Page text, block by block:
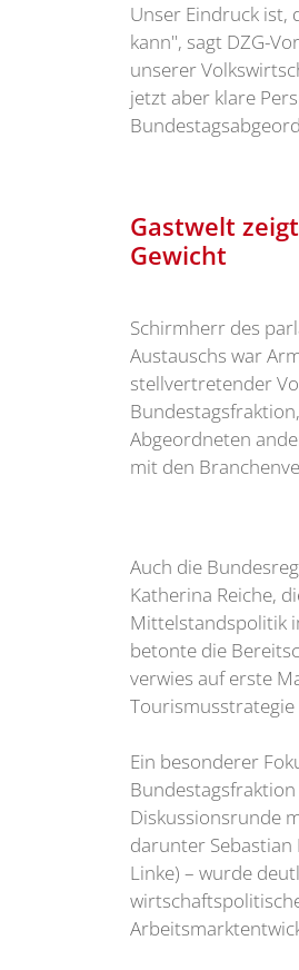
Unser Eindruck ist,
kann", sagt DZG-
unserer
jetzt aber klare
Gastwelt
Gewicht
Schirmherr des
Austauschs war
stellvertretender
Abgeordneten
mit den
Auch die
Katherina Reiche,
Mittelstandspolitik
betonte die
verwies auf erste
Ein besonderer
Diskussionsrunde
darunter Sebastian
Linke) – wurde